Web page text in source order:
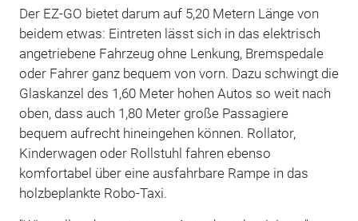
Der EZ-GO bietet darum auf 5,20 Metern Länge von
beidem etwas: Eintreten lässt sich in das elektrisch
angetriebene Fahrzeug ohne Lenkung, Bremspedale
oder Fahrer ganz bequem von vorn. Dazu schwingt die
Glaskanzel des 1,60 Meter hohen Autos so weit nach
oben, dass auch 1,80 Meter große Passagiere
bequem aufrecht hineingehen können. Rollator,
Kinderwagen oder Rollstuhl fahren ebenso
komfortabel über eine ausfahrbare Rampe in das
holzbeplankte Robo-Taxi.